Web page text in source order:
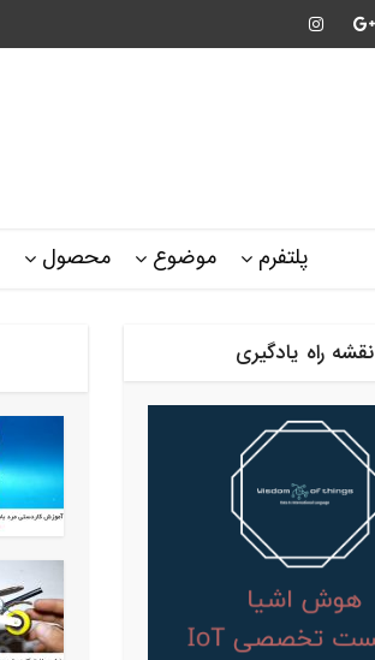
پلتفرم موضوع محصول
نقشه راه یادگیری